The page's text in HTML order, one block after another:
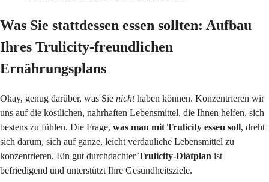
Was Sie stattdessen essen sollten: Aufbau
Ihres Trulicity-freundlichen
Ernährungsplans
Okay, genug darüber, was Sie nichthaben können. Konzentrieren wir
uns auf die köstlichen, nahrhaften Lebensmittel, die Ihnen helfen, sich
bestens zu fühlen. Die Frage, was man mit Trulicity essen soll, dreht
sich darum, sich auf ganze, leicht verdauliche Lebensmittel zu
konzentrieren. Ein gut durchdachterTrulicity-Diätplan ist
befriedigend und unterstützt Ihre Gesundheitsziele.